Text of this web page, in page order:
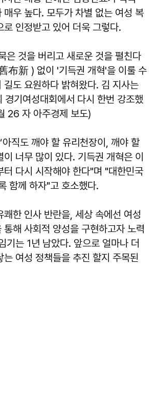
매우 높다. 모두가 차별 없는 여성 복
로 인정받고 있어 더욱 그렇다.
은 것을 버리고 새로운 것을 펼친다
布新 ) 없이 '기득권 개혁'을 이룰 수
길도 요원하다 밝혀왔다. 김 지사는
기여성대회에서 다시 한번 강조했
26 자 아주경제 보도)
직도 깨야 할 유리천장이, 깨야 할
이 너무 많이 있다. 기득권 개혁은 이
터 다시 시작해야 한다"며 "대한민국
함께 하자"고 호소했다.
쾌한 인사 반란을, 세상 속에선 여성
통해 사회적 양성을 구현하고자 노력
기는 1년 남았다. 앞으로 얼마나 더
는 여성 정책들을 추진 할지 주목된